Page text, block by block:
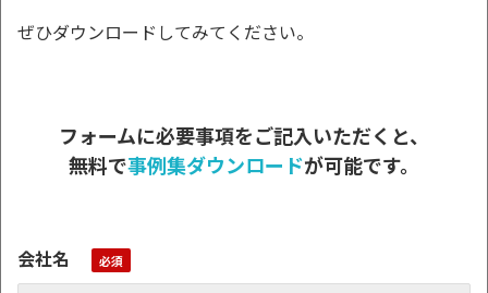
ぜひダウンロードしてみてください。
フォームに必要事項をご記入いただくと、
無料で事例集ダウンロードが可能です。
会社名